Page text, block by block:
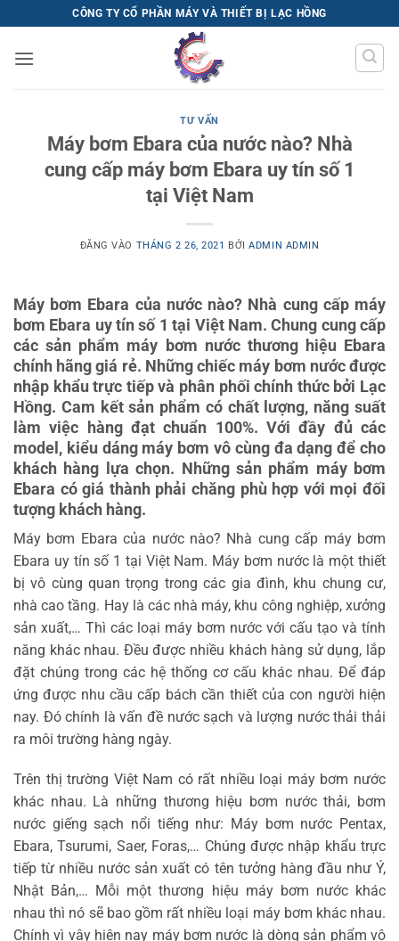
qua
nội
CÔNG TY CỔ PHẦN MÁY VÀ THIẾT BỊ LẠC HỒNG
TƯ VẤN
Máy bơm Ebara của nước nào? Nhà
cung cấp máy bơm Ebara uy tín số 1
tại Việt Nam
ĐĂNG VÀO THÁNG 2 26, 2021 BỞIADMIN ADMIN
Máy bơm Ebara của nước nào? Nhà cung cấp máy
bơm Ebara uy tín số 1 tại Việt Nam. Chung cung cấp
các sản phẩm máy bơm nước thương hiệu Ebara
chính hãng giá rẻ. Những chiếc máy bơm nước được
nhập khẩu trực tiếp và phân phối chính thức bởi Lạc
Hồng. Cam kết sản phẩm có chất lượng, năng suất
làm việc hàng đạt chuẩn 100%. Với đầy đủ các
model, kiểu dáng máy bơm vô cùng đa dạng để cho
khách hàng lựa chọn. Những sản phẩm máy bơm
Ebara có giá thành phải chăng phù hợp với mọi đối
tượng khách hàng.
Máy bơm Ebara của nước nào? Nhà cung cấp máy bơm
Ebara uy tín số 1 tại Việt Nam. Máy bơm nước là một thiết
bị vô cùng quan trọng trong các gia đình, khu chung cư,
nhà cao tầng. Hay là các nhà máy, khu công nghiệp, xưởng
sản xuất,… Thì các loại máy bơm nước với cấu tạo và tính
năng khác nhau. Đều được nhiều khách hàng sử dụng, lắp
đặt chúng trong các hệ thống cơ cấu khác nhau. Để đáp
ứng được nhu cầu cấp bách cần thiết của con người hiện
nay. Đó chính là vấn đề nước sạch và lượng nước thải thải
ra môi trường hàng ngày.
Trên thị trường Việt Nam có rất nhiều loại máy bơm nước
khác nhau. Là những thương hiệu bơm nước thải, bơm
nước giếng sạch nổi tiếng như: Máy bơm nước Pentax,
Ebara, Tsurumi, Saer, Foras,… Chúng được nhập khẩu trực
tiếp từ nhiều nước sản xuất có tên tưởng hàng đầu như Ý,
Nhật Bản,… Mỗi một thương hiệu máy bơm nước khác
nhau thì nó sẽ bao gồm rất nhiều loại máy bơm khác nhau.
Chính vì vậy hiện nay máy bơm nước là dòng sản phẩm vô